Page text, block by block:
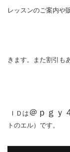
レッスンのご案内や
きます。また割引も
ＩＤは ＠ｐｇｙ
トのエル）です。